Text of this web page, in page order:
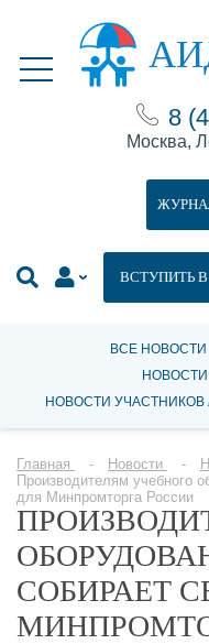
8
Москва,
ВСТУПИТЬ
ВСЕ НОВОСТИ
НОВОСТИ
Главная Новости
Производителям учебного
для Минпромторга России
СОБИРАЕТ